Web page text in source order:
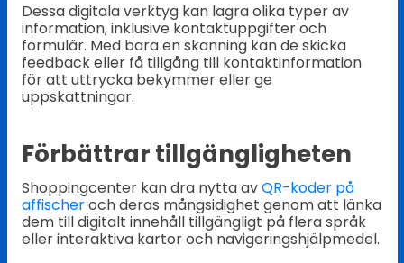
Dessa digitala verktyg kan lagra olika typer av
information, inklusive kontaktuppgifter och
formulär. Med bara en skanning kan de skicka
feedback eller få tillgång till kontaktinformation
för att uttrycka bekymmer eller ge
uppskattningar.
Förbättrar tillgängligheten
Shoppingcenter kan dra nytta avQR-koder på
affischeroch deras mångsidighet genom att länka
dem till digitalt innehåll tillgängligt på flera språk
eller interaktiva kartor och navigeringshjälpmedel.